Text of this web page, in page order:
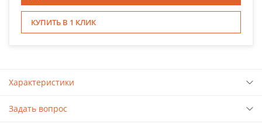
КУПИТЬ В 1 КЛИК
Характеристики
Задать вопрос